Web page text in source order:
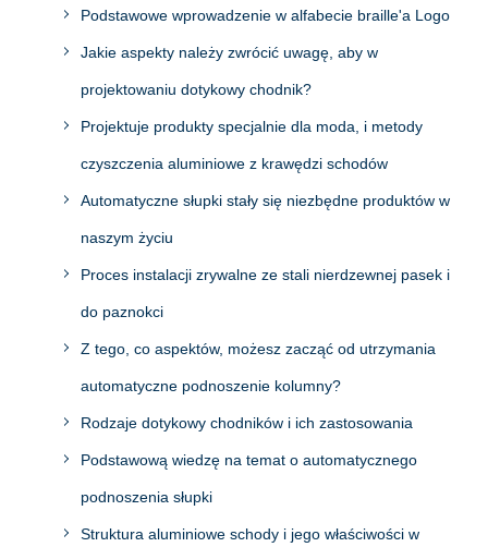
Podstawowe wprowadzenie w alfabecie braille'a Logo
Jakie aspekty należy zwrócić uwagę, aby w
projektowaniu dotykowy chodnik?
Projektuje produkty specjalnie dla moda, i metody
czyszczenia aluminiowe z krawędzi schodów
Automatyczne słupki stały się niezbędne produktów w
naszym życiu
Proces instalacji zrywalne ze stali nierdzewnej pasek i
do paznokci
Z tego, co aspektów, możesz zacząć od utrzymania
automatyczne podnoszenie kolumny?
Rodzaje dotykowy chodników i ich zastosowania
Podstawową wiedzę na temat o automatycznego
podnoszenia słupki
Struktura aluminiowe schody i jego właściwości w